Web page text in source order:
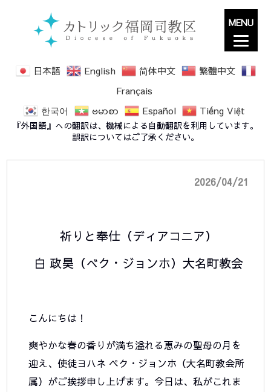
日本語 English 简体中文
繁體中文
Français
한국어
ဗမာစာ Español Tiếng Việt
『外国語』への翻訳は、機械による自動翻訳を利用しています。
誤訳についてはご了承ください。
2026年教区報5月号 外国語コラム欄
2026/04/21
祈りと奉仕（ディアコニア）
白 政昊（べク・ジョンホ）大名町教会
こんにちは！
爽やかな春の香りが満ち溢れる恵みの聖母の月を
迎え、使徒ヨハネ ペク・ジョンホ（大名町教会所
属）がご挨拶申し上げます。今日は、私がこれま
MENU